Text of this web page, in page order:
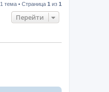
1 тема • Страница 1 из 1
Перейти